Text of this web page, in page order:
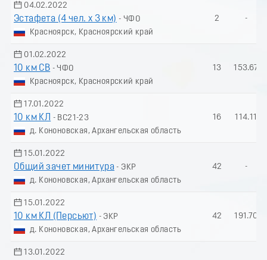
04.02.2022
Эстафета (4 чел. х 3 км) - ЧФО
Красноярск, Красноярский край
2 -
01.02.2022
10 км СВ - ЧФО
Красноярск, Красноярский край
13 153.67
17.01.2022
10 км КЛ
- ВС21-23
д. Кононовская, Архангельская область
16 114.11
15.01.2022
Общий зачет минитура - ЭКР
д. Кононовская, Архангельская область
42 -
15.01.2022
10 км КЛ (Пеpсьют) - ЭКР
д. Кононовская, Архангельская область
42 191.70
13.01.2022